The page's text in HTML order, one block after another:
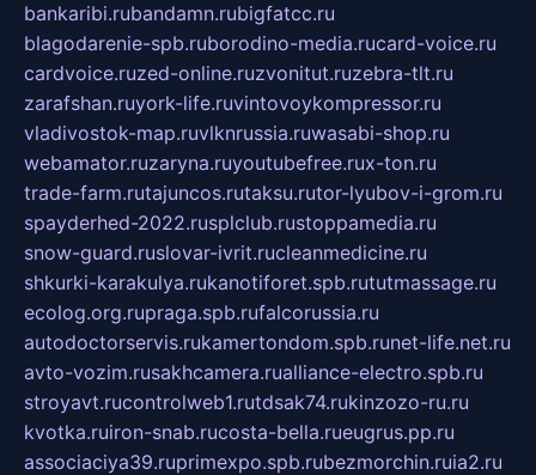
bankaribi.rubandamn.rubigfatcc.ru
blagodarenie-spb.ruborodino-media.rucard-voice.ru
cardvoice.ruzed-online.ruzvonitut.ruzebra-tlt.ru
zarafshan.ruyork-life.ruvintovoykompressor.ru
vladivostok-map.ruvlknrussia.ruwasabi-shop.ru
webamator.ruzaryna.ruyoutubefree.rux-ton.ru
trade-farm.rutajuncos.rutaksu.rutor-lyubov-i-grom.ru
spayderhed-2022.rusplclub.rustoppamedia.ru
snow-guard.ruslovar-ivrit.rucleanmedicine.ru
shkurki-karakulya.rukanotiforet.spb.rututmassage.ru
ecolog.org.rupraga.spb.rufalcorussia.ru
autodoctorservis.rukamertondom.spb.runet-life.net.ru
avto-vozim.rusakhcamera.rualliance-electro.spb.ru
stroyavt.rucontrolweb1.rutdsak74.rukinzozo-ru.ru
kvotka.ruiron-snab.rucosta-bella.rueugrus.pp.ru
associaciya39.ruprimexpo.spb.rubezmorchin.ruia2.ru